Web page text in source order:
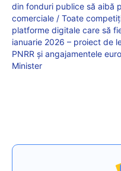
din fonduri publice să aibă
comerciale / Toate
platforme digitale care să
ianuarie 2026 – proiect de
PNRR și angajamentele
Minister